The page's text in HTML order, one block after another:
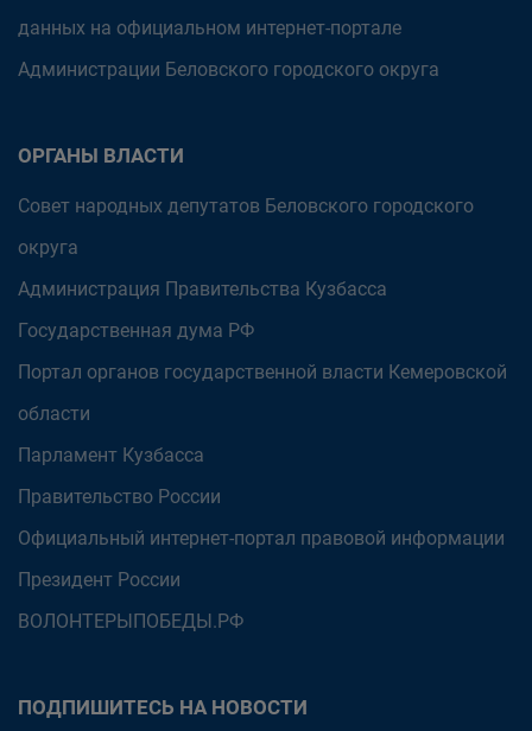
данных на официальном интернет-портале
Администрации Беловского городского округа
ОРГАНЫ ВЛАСТИ
Совет народных депутатов Беловского городского
округа
Администрация Правительства Кузбасса
Государственная дума РФ
Портал органов государственной власти Кемеровской
области
Парламент Кузбасса
Правительство России
Официальный интернет-портал правовой информации
Президент России
ВОЛОНТЕРЫПОБЕДЫ.РФ
ПОДПИШИТЕСЬ НА НОВОСТИ